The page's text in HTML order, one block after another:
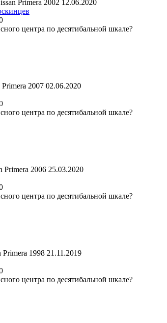
Primera 2002 12.06.2020
центра по десятибальной шкале?
2007 02.06.2020
центра по десятибальной шкале?
Primera 2006 25.03.2020
центра по десятибальной шкале?
1998 21.11.2019
центра по десятибальной шкале?